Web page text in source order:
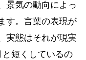
景気の動向によっ
す。言葉の表現が
実態はそれが現実
短くしているの